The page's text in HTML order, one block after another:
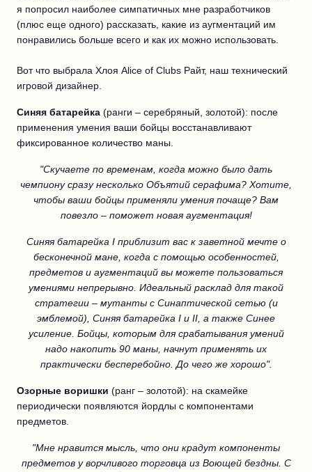
я попросил наиболее симпатичных мне разработчиков
(плюс еще одного) рассказать, какие из аугментаций им
понравились больше всего и как их можно использовать.
Вот что выбрала Хлоя Alice of Clubs Райт, наш технический
игровой дизайнер.
Синяя батарейка (ранги – серебряный, золотой): после
применения умения ваши бойцы восстанавливают
фиксированное количество маны.
"Скучаете по временам, когда можно было дать
чемпиону сразу несколько Объятий серафима? Хотите,
чтобы ваши бойцы применяли умения почаще? Вам
повезло – поможет новая аугментация!
Синяя батарейка I приблизит вас к заветной мечте о
бесконечной мане, когда с помощью особенностей,
предметов и аугментаций вы можете пользоваться
умениями непрерывно. Идеальный расклад для такой
стратегии – мутанты с Синаптической сетью (и
эмблемой), Синяя батарейка I и II, а также Синее
усиление. Бойцы, которым для срабатывания умений
надо накопить 90 маны, начнут применять их
практически бесперебойно. До чего же хорошо".
Озорные воришки (ранг – золотой): на скамейке
периодически появляются йордлы с компонентами
предметов.
"Мне нравится мысль, что они крадут компоненты
предметов у ворчливого торговца из Воющей бездны. С